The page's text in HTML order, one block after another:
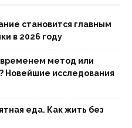
становится главным
в 2026 году
метод или
Новейшие исследования
еда. Как жить без